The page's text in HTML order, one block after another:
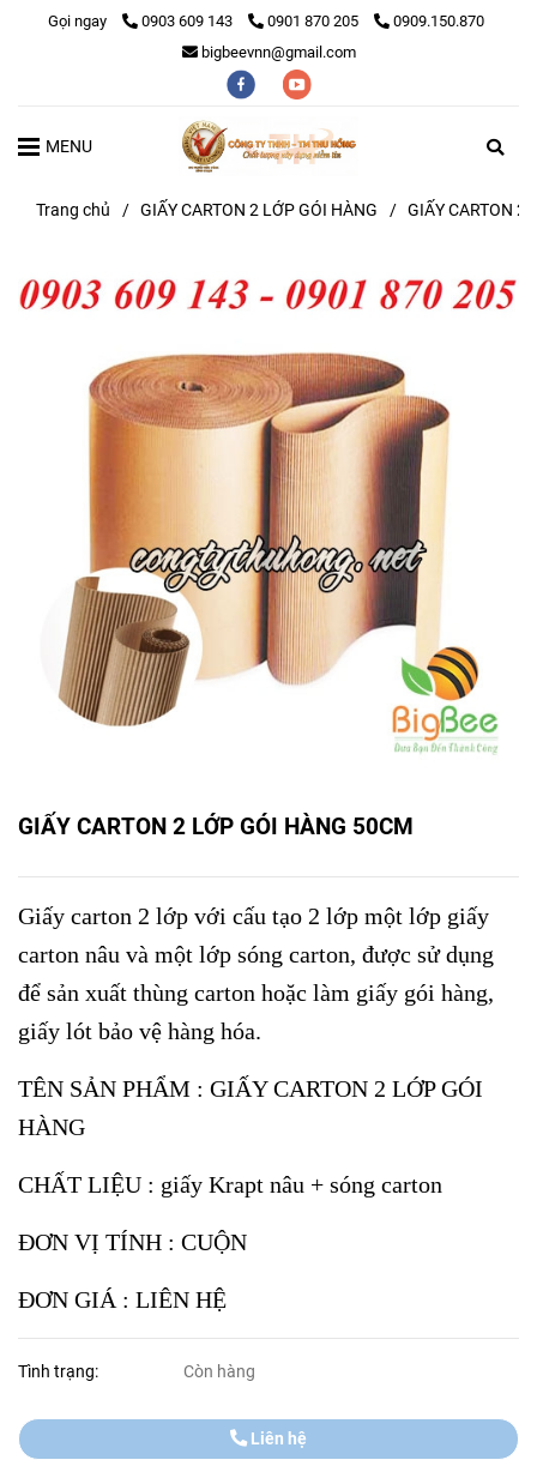
Gọi ngay 0903 609 143 0901 870 205
0909.150.870
bigbeevnn@gmail.com
MENU
Trang chủ / GIẤY CARTON 2 LỚP GÓI HÀNG / GIẤY CARTON 2
GIẤY CARTON 2 LỚP GÓI HÀNG 50CM
Giấy carton 2 lớp với cấu tạo 2 lớp một lớp giấy
carton nâu và một lớp sóng carton, được sử dụng
để sản xuất thùng carton hoặc làm giấy gói hàng,
giấy lót bảo vệ hàng hóa.
TÊN SẢN PHẨM : GIẤY CARTON 2 LỚP GÓI
HÀNG
CHẤT LIỆU : giấy Krapt nâu + sóng carton
ĐƠN VỊ TÍNH : CUỘN
ĐƠN GIÁ : LIÊN HỆ
Tình trạng: Còn hàng
Liên hệ